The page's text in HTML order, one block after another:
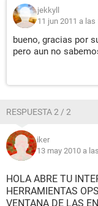
jekkyll
11 jun 2011 a las
bueno, gracias por
pero aun no
RESPUESTA 2 / 2
iker
13 may 2010 a
HOLA ABRE TU
HERRAMIENTAS
VENTANA DE LAS